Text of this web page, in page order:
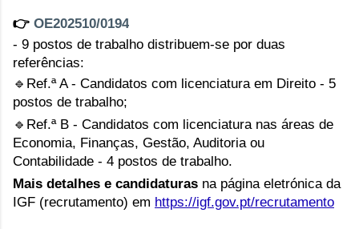
👉 OE202510/0194
- 9 postos de trabalho distribuem-se por duas
referências:
🔹 Ref.ª A - Candidatos com licenciatura em Direito - 5
postos de trabalho;
🔹 Ref.ª B - Candidatos com licenciatura nas áreas de
Economia, Finanças, Gestão, Auditoria ou
Contabilidade - 4 postos de trabalho.
Mais detalhes e candidaturas na página eletrónica da
IGF (recrutamento) em https://igf.gov.pt/recrutamento